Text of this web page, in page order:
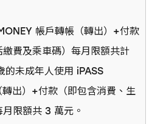
帳戶轉帳（轉出）+付款
繳費及乘車碼）每月限額共計
的未成年人使用 iPASS
出）+付款（即包含消費、生
限額共 3 萬元。